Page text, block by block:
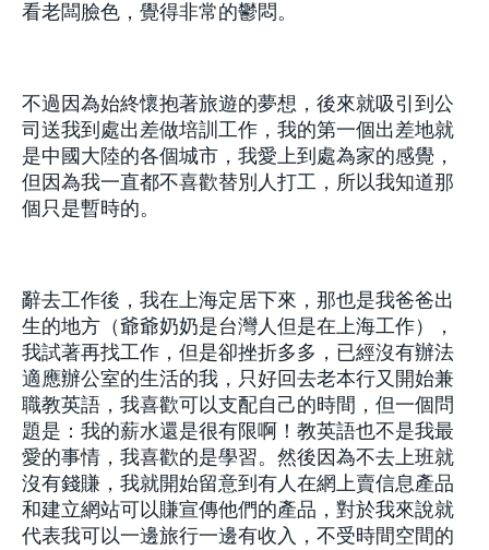
看老闆臉色，覺得非常的鬱悶。
不過因為始終懷抱著旅遊的夢想，後來就吸引到公
司送我到處出差做培訓工作，我的第一個出差地就
是中國大陸的各個城市，我愛上到處為家的感覺，
但因為我一直都不喜歡替別人打工，所以我知道那
個只是暫時的。
辭去工作後，我在上海定居下來，那也是我爸爸出
生的地方（爺爺奶奶是台灣人但是在上海工作），
我試著再找工作，但是卻挫折多多，已經沒有辦法
適應辦公室的生活的我，只好回去老本行又開始兼
職教英語，我喜歡可以支配自己的時間，但一個問
題是：我的薪水還是很有限啊！教英語也不是我最
愛的事情，我喜歡的是學習。然後因為不去上班就
沒有錢賺，我就開始留意到有人在網上賣信息產品
和建立網站可以賺宣傳他們的產品，對於我來說就
代表我可以一邊旅行一邊有收入，不受時間空間的